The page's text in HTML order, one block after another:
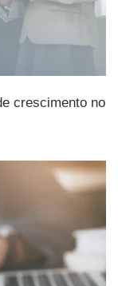
crescimento no